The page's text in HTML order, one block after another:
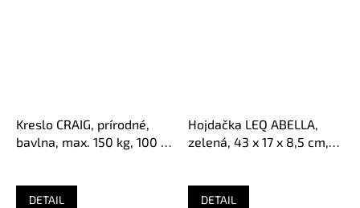
Kreslo CRAIG, prírodné,
bavlna, max. 150 kg, 100 x
DETAIL
Hojdačka LEQ ABELLA,
zelená, 43 x 17 x 8,5 cm,
DETAIL